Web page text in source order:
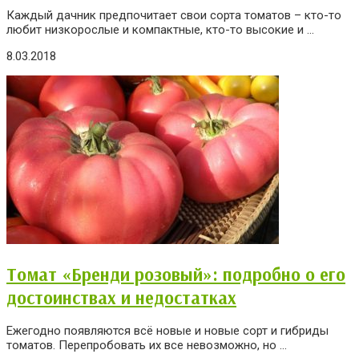
Каждый дачник предпочитает свои сорта томатов – кто-то
любит низкорослые и компактные, кто-то высокие и ...
8.03.2018
Томат «Бренди розовый»: подробно о его
достоинствах и недостатках
Ежегодно появляются всё новые и новые сорт и гибриды
томатов. Перепробовать их все невозможно, но ...